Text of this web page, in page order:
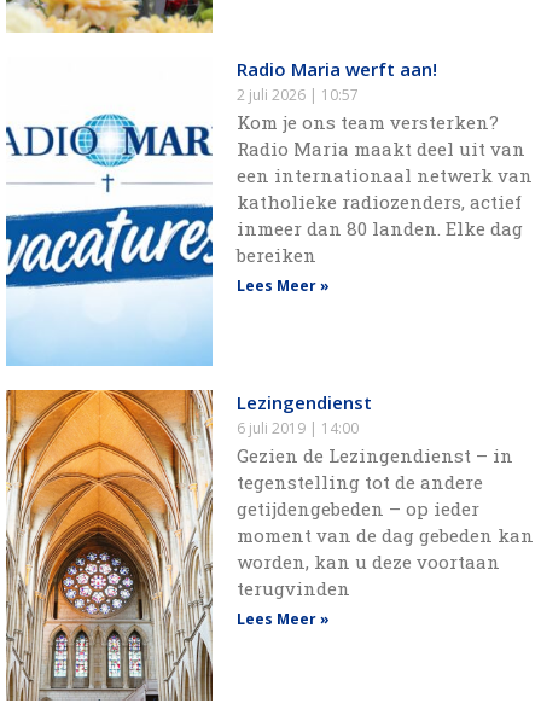
Radio Maria werft aan!
2 juli 2026 10:57
Kom je ons team versterken?
Radio Maria maakt deel uit van
een internationaal netwerk van
katholieke radiozenders, actief
inmeer dan 80 landen. Elke dag
bereiken
Lees Meer »
Lezingendienst
6 juli 2019 14:00
Gezien de Lezingendienst – in
tegenstelling tot de andere
getijdengebeden – op ieder
moment van de dag gebeden kan
worden, kan u deze voortaan
terugvinden
Lees Meer »